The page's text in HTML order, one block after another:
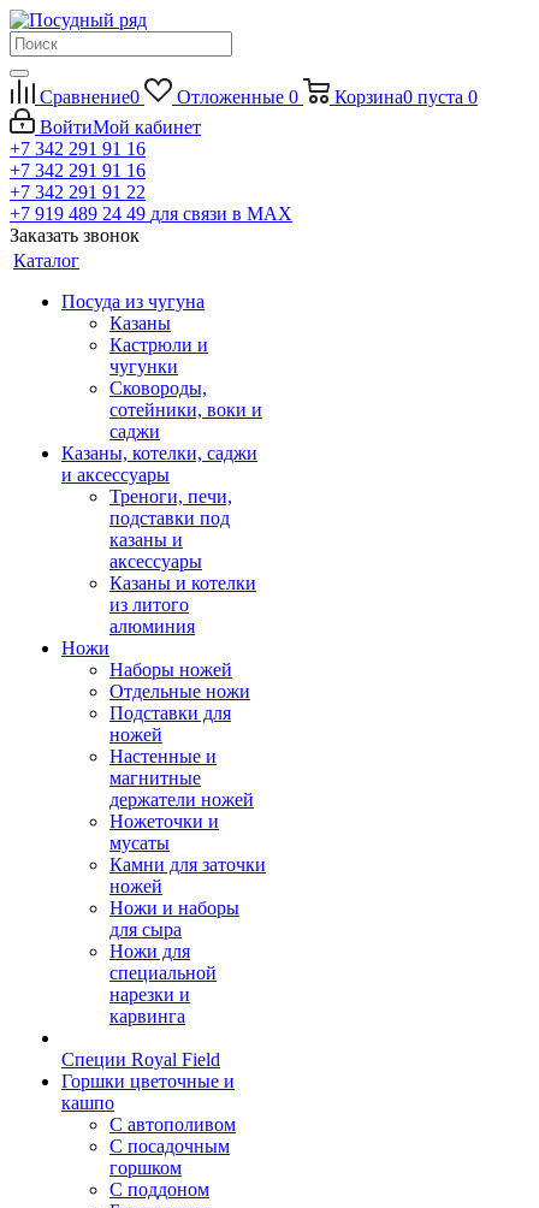
Сравнение0 Отложенные 0 Корзина0 пуста 0
ВойтиМой кабинет
+7 342 291 91 16
+7 342 291 91 16
+7 342 291 91 22
+7 919 489 24 49 для связи в МАХ
Заказать звонок
Каталог
Посуда из чугуна
Казаны
Кастрюли и
чугунки
Сковороды,
сотейники, воки и
саджи
Казаны, котелки, саджи
и аксессуары
Треноги, печи,
подставки под
казаны и
аксессуары
Казаны и котелки
из литого
алюминия
Ножи
Наборы ножей
Отдельные ножи
Подставки для
ножей
Настенные и
магнитные
держатели ножей
Ножеточки и
мусаты
Камни для заточки
ножей
Ножи и наборы
для сыра
Ножи для
специальной
нарезки и
карвинга
Специи Royal Field
Горшки цветочные и
кашпо
С автополивом
С посадочным
горшком
С поддоном